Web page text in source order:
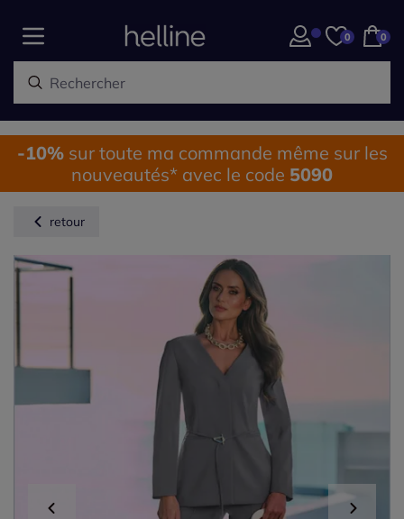
0 0
-10%sur toute ma commande même sur les
nouveautés* avec le code 5090
retour